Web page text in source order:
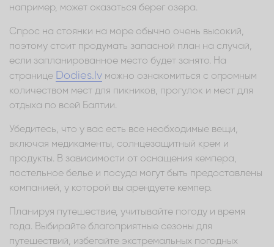
например, может оказаться берег озера.
Спрос на стоянки на море обычно очень высокий,
поэтому стоит продумать запасной план на случай,
если запланированное место будет занято. На
странице Dodies.lv можно ознакомиться с огромным
количеством мест для пикников, прогулок и мест для
отдыха по всей Балтии.
Убедитесь, что у вас есть все необходимые вещи,
включая медикаменты, солнцезащитный крем и
продукты. В зависимости от оснащения кемпера,
постельное белье и посуда могут быть предоставлены
компанией, у которой вы арендуете кемпер.
Планируя путешествие, учитывайте погоду и время
года. Выбирайте благоприятные сезоны для
путешествий, избегайте экстремальных погодных